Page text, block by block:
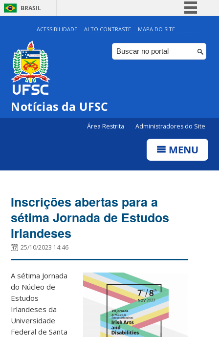
BRASIL
Simplifique!
Comunica BR
Participe
ACESSIBILIDADE ALTO CONTRASTE MAPA DO SITE
Notícias da UFSC
Área Restrita Administradores do Site
MENU
Inscrições abertas para a
sétima Jornada de Estudos
Irlandeses
25/10/2023 14:46
A sétima Jornada
do Núcleo de
Estudos
Irlandeses da
Universidade
Federal de Santa